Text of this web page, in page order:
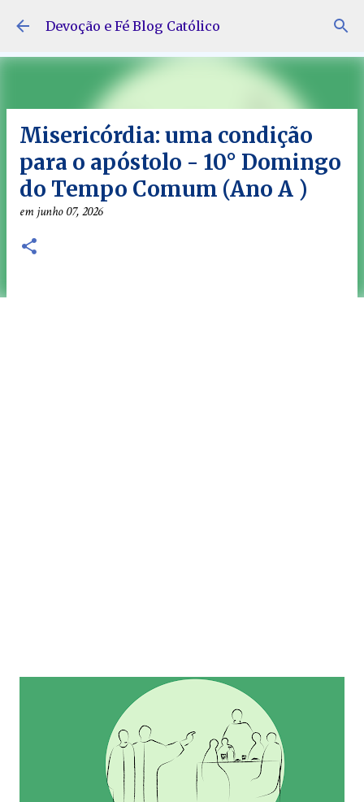
Pular para o conteúdo principal
Devoção e Fé Blog Católico
Misericórdia: uma condição
para o apóstolo - 10° Domingo
do Tempo Comum (Ano A )
emjunho 07, 2026